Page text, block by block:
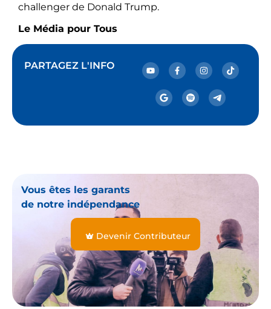
challenger de Donald Trump.
Le Média pour Tous
PARTAGEZ L'INFO
Vous êtes les garants
de notre indépendance
Devenir Contributeur